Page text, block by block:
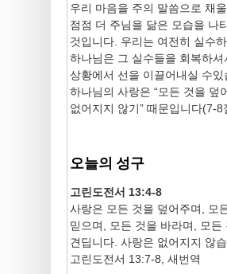
우리 마음을 주의 말씀으로 채
점점 더 주님을 닮은 모습을 나
것입니다. 우리는 여전히 실수하
하나님은 그 실수들을 회복하셔
상황에서 선을 이끌어내실 수있
하나님의 사랑은 “모든 것을 덮
없어지지 않기” 때문입니다(7-8
오늘의 성구
고린도전서 13:4-8
사랑은 모든 것을 덮어주며, 모
믿으며, 모든 것을 바라며, 모든
견딥니다. 사랑은 없어지지 않습
고린도전서 13:7-8, 새번역